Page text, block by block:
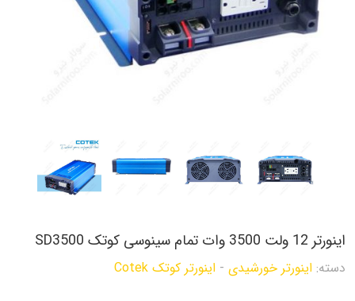
اینورتر 12 ولت 3500 وات تمام سینوسی کوتک SD3500
دسته: اینورتر خورشیدی - اینورتر کوتک Cotek